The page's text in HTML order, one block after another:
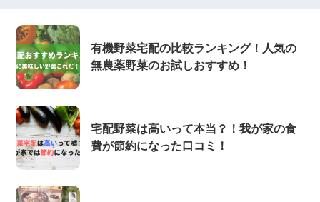
有機野菜宅配の比較ランキング！人気の
無農薬野菜のお試しおすすめ！
宅配野菜は高いって本当？！我が家の食
費が節約になった口コミ！